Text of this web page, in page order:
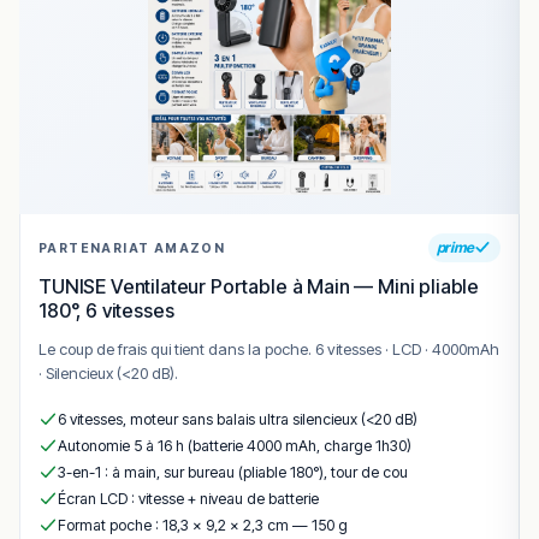
🍽️ Carte & plats emblématiques
– pizza classique ou spéciale (Margherita,
Primavera, Calabrese) cuite au feu de bois.
spaghetti– spaghetti al pomodoro ou pesto, plats
de pâtes traditionnels.
– lasagne bolognaise maison riche et
carpaccio– carpaccio de bœuf finement tranché.
tiramisu– tiramisu maison classique pour conclure
le repas.
Conclusion
Luxembourg-Citypour les amateurs de pizza au feu de
bois, de pâtes maison et de plats italiens traditionnels
dans un cadre historique et convivial.
Salocalisation centrale à Ville-Haute, l’ambiance
PARTENARIAT AMAZON prime
TUNISE Ventilateur Portable à Main — Mini pliable
180°, 6 vitesses
Le coup de frais qui tient dans la poche. 6 vitesses · LCD · 4000mAh
· Silencieux (<20 dB).
6 vitesses, moteur sans balais ultra silencieux (<20 dB)
Autonomie 5 à 16 h (batterie 4000 mAh, charge 1h30)
3-en-1 : à main, sur bureau (pliable 180°), tour de cou
Écran LCD : vitesse + niveau de batterie
Format poche : 18,3 × 9,2 × 2,3 cm — 150 g